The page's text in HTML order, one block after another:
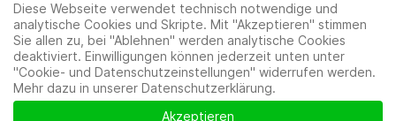
Mitglieder|Impressum|Datenschutzerklärung|Cookie-
und Datenschutzeinstellungen
Diese Webseite verwendet technisch notwendige und
analytische Cookies und Skripte. Mit "Akzeptieren" stimmen
Sie allen zu, bei "Ablehnen" werden analytische Cookies
deaktiviert. Einwilligungen können jederzeit unten unter
"Cookie- und Datenschutzeinstellungen" widerrufen werden.
Mehr dazu in unserer Datenschutzerklärung.
Akzeptieren